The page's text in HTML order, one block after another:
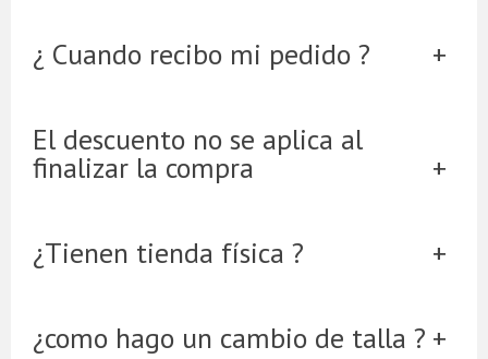
¿ Cuando recibo mi pedido ?
El descuento no se aplica al
finalizar la compra
¿Tienen tienda física ?
¿como hago un cambio de talla ?